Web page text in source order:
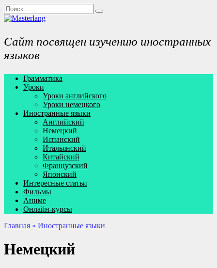
Перейти
к
содержанию
Search
for:
Сайт посвящен изучению иностранных
языков
Грамматика
Уроки
Уроки английского
Уроки немецкого
Иностранные языки
Английский
Немецкий
Испанский
Итальянский
Китайский
Французский
Японский
Интересные статьи
Фильмы
Аниме
Онлайн-курсы
Главная » Иностранные языки
Немецкий